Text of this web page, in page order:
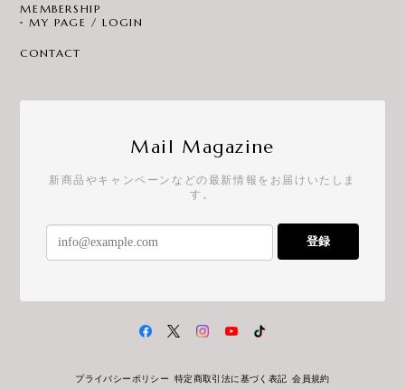
MEMBERSHIP
MY PAGE / LOGIN
CONTACT
Mail Magazine
新商品やキャンペーンなどの最新情報をお届けいたしま
す。
登録
プライバシーポリシー 特定商取引法に基づく表記 会員規約